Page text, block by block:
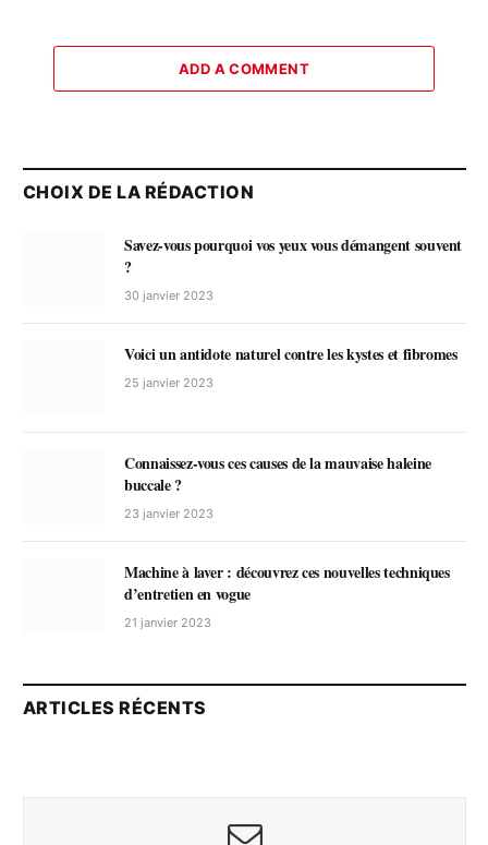
ADD A COMMENT
CHOIX DE LA RÉDACTION
Savez-vous pourquoi vos yeux vous démangent souvent
?
30 janvier 2023
Voici un antidote naturel contre les kystes et fibromes
25 janvier 2023
Connaissez-vous ces causes de la mauvaise haleine
buccale ?
23 janvier 2023
Machine à laver : découvrez ces nouvelles techniques
d’entretien en vogue
21 janvier 2023
ARTICLES RÉCENTS